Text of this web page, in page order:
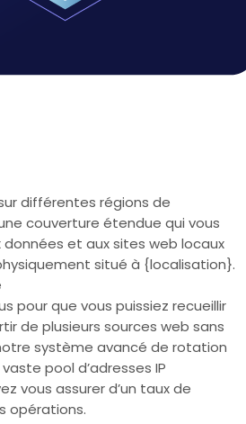
différentes régions de
couverture étendue qui vous
et aux sites web locaux
situé à {localisation}.
pour que vous puissiez recueillir
de plusieurs sources web sans
système avancé de rotation
pool d’adresses IP
vous assurer d’un taux de
opérations.